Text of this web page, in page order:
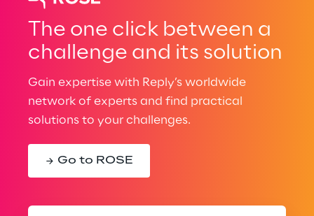
The one click between a
challenge and its solution
Gain expertise with Reply’s worldwide
network of experts and find practical
solutions to your challenges.
Go to ROSE